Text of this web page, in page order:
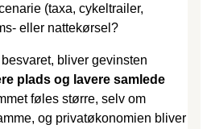
(taxa, cykeltrailer,
eller nattekørsel?
bliver gevinsten
plads og lavere samlede
føles større, selv om
og privatøkonomien bliver